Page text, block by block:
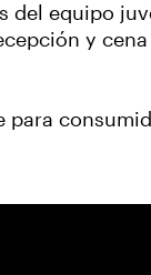
del equipo
y